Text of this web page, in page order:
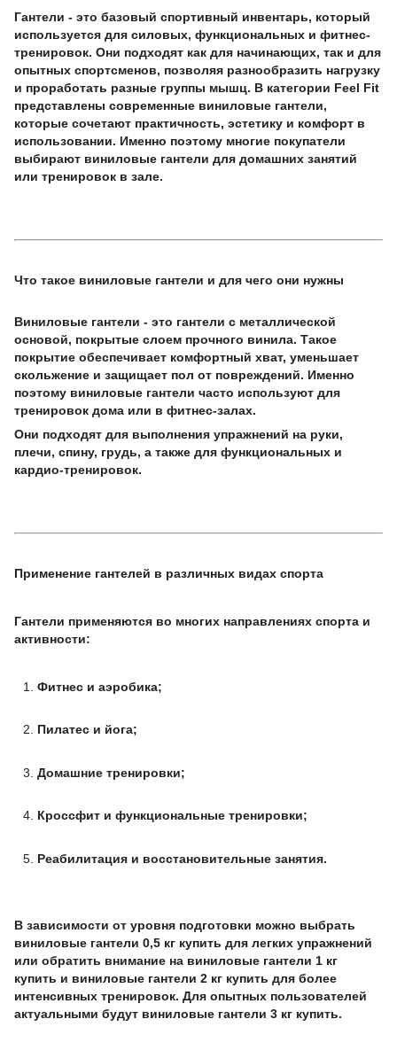
Гантели - это базовый спортивный инвентарь, который
используется для силовых, функциональных и фитнес-
тренировок. Они подходят как для начинающих, так и для
опытных спортсменов, позволяя разнообразить нагрузку
и проработать разные группы мышц. В категории Feel Fit
представлены современные виниловые гантели,
которые сочетают практичность, эстетику и комфорт в
использовании. Именно поэтому многие покупатели
выбирают виниловые гантели для домашних занятий
или тренировок в зале.
Что такое виниловые гантели и для чего они нужны
Виниловые гантели - это гантели с металлической
основой, покрытые слоем прочного винила. Такое
покрытие обеспечивает комфортный хват, уменьшает
скольжение и защищает пол от повреждений. Именно
поэтому виниловые гантели часто используют для
тренировок дома или в фитнес-залах.
Они подходят для выполнения упражнений на руки,
плечи, спину, грудь, а также для функциональных и
кардио-тренировок.
Применение гантелей в различных видах спорта
Гантели применяются во многих направлениях спорта и
активности:
Фитнес и аэробика;
Пилатес и йога;
Домашние тренировки;
Кроссфит и функциональные тренировки;
Реабилитация и восстановительные занятия.
В зависимости от уровня подготовки можно выбрать
виниловые гантели 0,5 кг купить для легких упражнений
или обратить внимание на виниловые гантели 1 кг
купить и виниловые гантели 2 кг купить для более
интенсивных тренировок. Для опытных пользователей
актуальными будут виниловые гантели 3 кг купить.